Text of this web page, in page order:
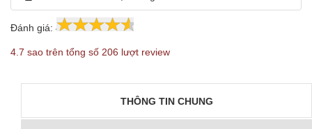
Đánh giá: 4.7 206
4.7 sao trên tổng số 206 lượt review
THÔNG TIN CHUNG